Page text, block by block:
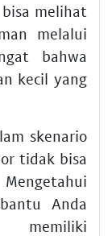
melihat
melalui
bahwa
kecil yang
skenario
tidak bisa
Anda
memiliki